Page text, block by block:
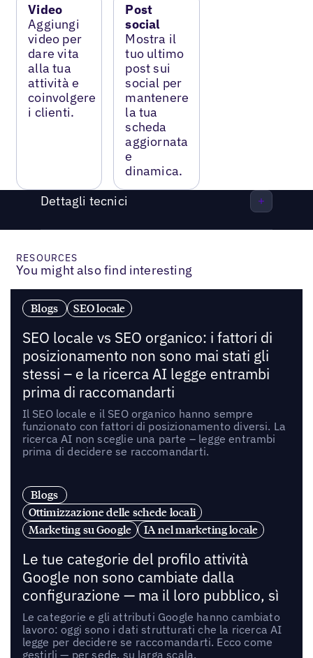
Video
Aggiungi
video per
dare vita
alla tua
attività e
coinvolgere
i clienti.
Post
social
Mostra il
tuo ultimo
post sui
social per
mantenere
la tua
scheda
aggiornata
e
dinamica.
Dettagli tecnici
RESOURCES
You might also find interesting
Blogs SEO locale
SEO locale vs SEO organico: i fattori di
posizionamento non sono mai stati gli
stessi – e la ricerca AI legge entrambi
prima di raccomandarti
Il SEO locale e il SEO organico hanno sempre
funzionato con fattori di posizionamento diversi. La
ricerca AI non sceglie una parte – legge entrambi
prima di decidere se raccomandarti.
Blogs
Ottimizzazione delle schede locali
Marketing su Google
IA nel marketing locale
Le tue categorie del profilo attività
Google non sono cambiate dalla
configurazione — ma il loro pubblico, sì
Le categorie e gli attributi Google hanno cambiato
lavoro: oggi sono i dati strutturati che la ricerca AI
legge per decidere se raccomandarti. Ecco come
gestirli — per sede, su larga scala.